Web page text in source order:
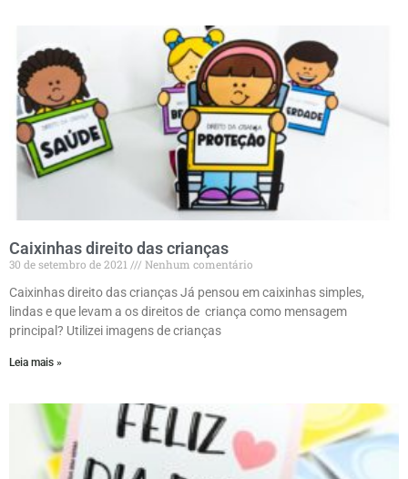
Caixinhas direito das crianças
30 de setembro de 2021
Nenhum comentário
Caixinhas direito das crianças Já pensou em caixinhas simples,
lindas e que levam a os direitos de criança como mensagem
principal? Utilizei imagens de crianças
Leia mais »